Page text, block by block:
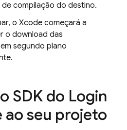
compilação do destino.
o Xcode começará a
o download das
segundo plano
SDK do Login
ao seu projeto